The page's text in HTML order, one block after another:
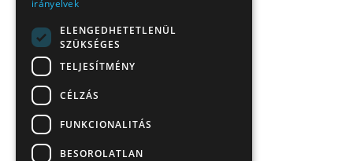
irányelvek
ELENGEDHETETLENÜL
SZÜKSÉGES
TELJESÍTMÉNY
CÉLZÁS
FUNKCIONALITÁS
BESOROLATLAN